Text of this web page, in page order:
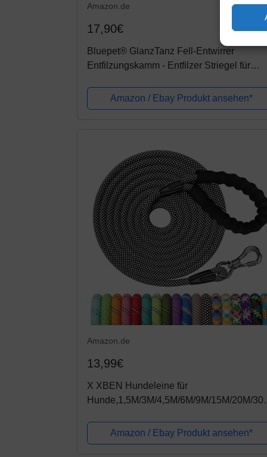
Amazon.de
17,90€
Bluepet® GlanzTanz Fell-Entwirrer
Entfilzungskamm - Entfilzer Striegel für
Hundebürste/Katzenbürste entfernt
Knoten,...
Amazon / Ebay Produkt ansehen*
Amazon.de
13,99€
X XBEN Hundeleine für
Hunde,1,5M/3M/4,5M/6M/9M/15M/20M/
Gepolsterter Griff, Trainingsleine für Kleine
Mittlere Große...
Amazon / Ebay Produkt ansehen*